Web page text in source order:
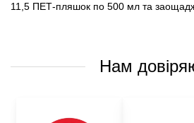
11,5 ПЕТ-пляшок по 500 мл та
Нам